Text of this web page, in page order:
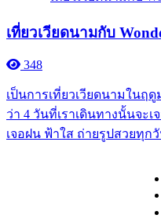
เที่ยวเวียดนามกับ
348
เป็นการเที่ยวเวียดนามใน
ว่า 4 วันที่เราเดินทางนั้นจะ
เจอฝน ฟ้าใส ถ่ายรูปสวยทุก